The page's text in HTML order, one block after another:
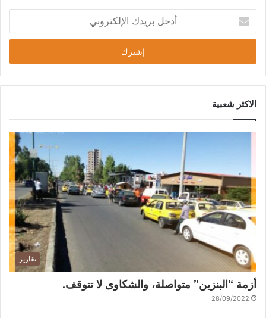
الاكثر شعبية
تقارير
أزمة “البنزين” متواصلة، والشكاوى لا تتوقف.
28/09/2022